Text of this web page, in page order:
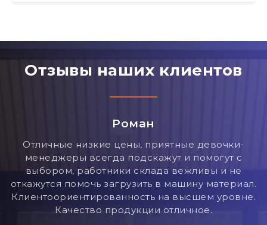
Отзывы наших клиентов
Роман
Отличные низкие цены, приятные девочки-
менеджеры всегда подскажут и помогут с
выбором, работники склада вежливы и не
откажутся помочь загрузить в машину материал.
Клиентоориентированность на высшем уровне.
Качество продукции отличное.